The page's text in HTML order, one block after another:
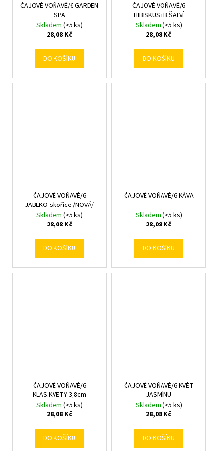
ČAJOVÉ VOŇAVÉ/6 GARDEN
SPA
Skladem (>5 ks)
28,08 Kč
DO KOŠÍKU
ČAJOVÉ VOŇAVÉ/6
HIBISKUS+B.ŠALVÍ
Skladem (>5 ks)
28,08 Kč
DO KOŠÍKU
ČAJOVÉ VOŇAVÉ/6
JABLKO-skořice /NOVÁ/
Skladem (>5 ks)
28,08 Kč
DO KOŠÍKU
ČAJOVÉ VOŇAVÉ/6 KÁVA
Skladem (>5 ks)
28,08 Kč
DO KOŠÍKU
ČAJOVÉ VOŇAVÉ/6
KLAS.KVETY 3,8cm
Skladem (>5 ks)
28,08 Kč
DO KOŠÍKU
ČAJOVÉ VOŇAVÉ/6 KVĚT
JASMÍNU
Skladem (>5 ks)
28,08 Kč
DO KOŠÍKU